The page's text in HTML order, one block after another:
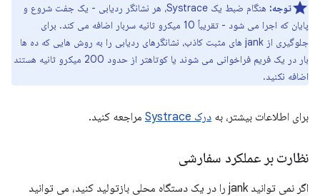
توجه:
هنگام ضبط یک Systrace، هر نشانگر ردیابی - یک جفت شروع و
پایان که اجرا می شود - تقریباً 10 میکرو ثانیه سربار اضافه می کند. برای
جلوگیری از jank های مثبت کاذب، نشانگرهای ردیابی را به روش هایی که ده ها
بار در یک فریم فراخوانی می شوند یا کوتاهتر از حدود 200 میکرو ثانیه هستند
اضافه نکنید.
برای اطلاعات بیشتر، به درک Systrace مراجعه کنید.
نظارت بر عملکرد سفارشی
اگر نمی توانید jank را در یک دستگاه محلی بازتولید کنید، می توانید